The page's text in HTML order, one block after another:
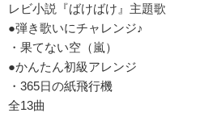
レビ小説『ばけばけ』主題歌
●弾き歌いにチャレンジ♪
・果てない空（嵐）
●かんたん初級アレンジ
・365日の紙飛行機
全13曲